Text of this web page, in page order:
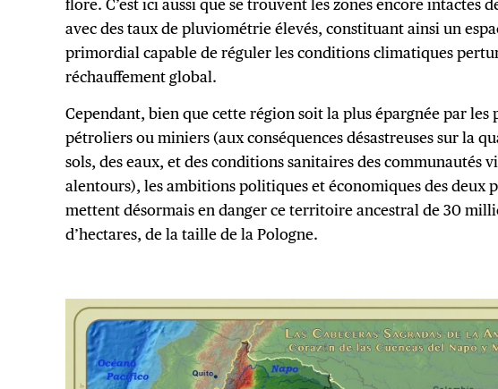
flore. C’est ici aussi que se trouvent les zones encore intactes
avec des taux de pluviométrie élevés, constituant ainsi un
primordial capable de réguler les conditions climatiques
réchauffement global.
Cependant, bien que cette région soit la plus épargnée par les
pétroliers ou miniers (aux conséquences désastreuses sur la
sols, des eaux, et des conditions sanitaires des communautés
alentours), les ambitions politiques et économiques des deux
mettent désormais en danger ce territoire ancestral de 30
d’hectares, de la taille de la Pologne.